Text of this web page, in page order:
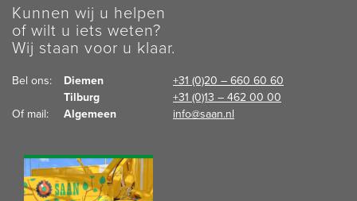
Kunnen wij u helpen
of wilt u iets weten?
Wij staan voor u klaar.
Bel ons: Diemen
+31 (0)20 – 660 60 60
Tilburg
+31 (0)13 – 462 00 00
Of mail:
Algemeen info@saan.nl